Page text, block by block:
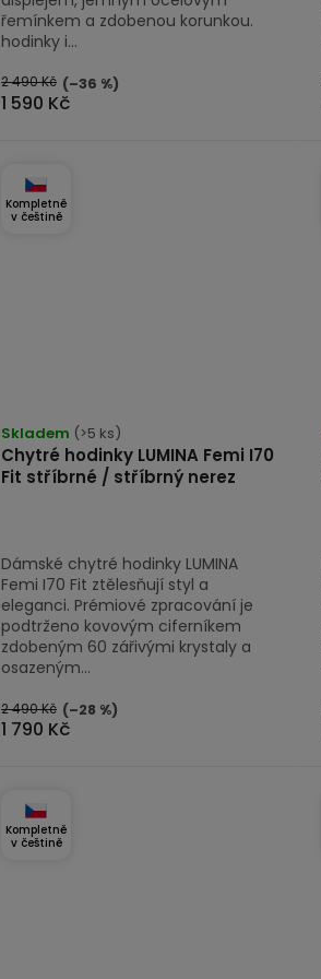
1 590 Kč
2 490 Kč (–36 %)
řemínkem a zdobenou korunkou.
hodinky i...
Kompletně
v češtině
Chytré hodinky LUMINA Femi I70
Fit stříbrné / stříbrný nerez
hodnocení
produktu
je
5
hvězdiček.
Skladem (>5 ks)
1 790 Kč
2 490 Kč (–28 %)
Dámské chytré hodinky LUMINA
Femi I70 Fit ztělesňují styl a
eleganci. Prémiové zpracování je
podtrženo kovovým ciferníkem
zdobeným 60 zářivými krystaly a
osazeným...
Kompletně
v češtině